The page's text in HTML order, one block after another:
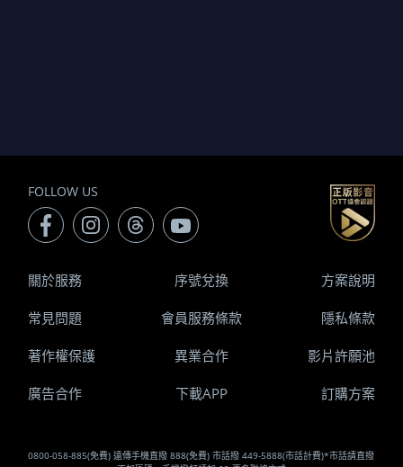
FOLLOW US
0800-058-885(免費) 遠傳手機直撥 888(免費) 市話撥 449-5888(市話計費)*市話請直撥
關於服務 序號兌換 方案說明
常見問題 會員服務條款 隱私條款
著作權保護 異業合作 影片許願池
廣告合作 下載APP 訂購方案